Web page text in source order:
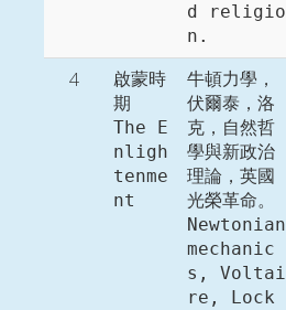
d religio
n.
4
啟蒙時
期
The E
nligh
tenme
nt
牛頓力學，
伏爾泰，洛
克，自然哲
學與新政治
理論，英國
光榮革命。
Newtonian
mechanic
s, Voltai
re, Lock